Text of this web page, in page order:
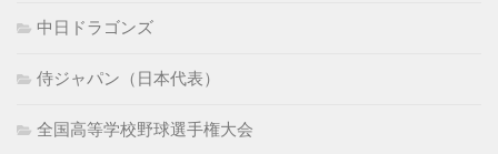
中日ドラゴンズ
侍ジャパン（日本代表）
全国高等学校野球選手権大会